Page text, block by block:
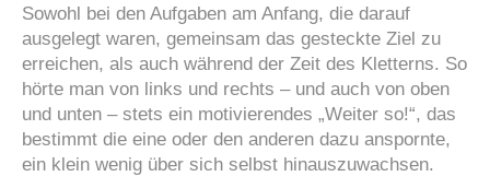
Sowohl bei den Aufgaben am Anfang, die darauf
ausgelegt waren, gemeinsam das gesteckte Ziel zu
erreichen, als auch während der Zeit des Kletterns. So
hörte man von links und rechts – und auch von oben
und unten – stets ein motivierendes „Weiter so!“, das
bestimmt die eine oder den anderen dazu anspornte,
ein klein wenig über sich selbst hinauszuwachsen.